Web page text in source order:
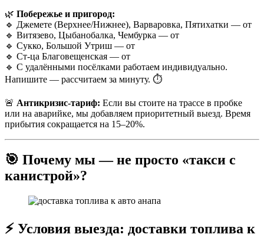
🌿 Побережье и пригород:
🔹 Джемете (Верхнее/Нижнее), Варваровка, Пятихатки — от
🔹 Витязево, Цыбанобалка, Чембурка — от
🔹 Сукко, Большой Утриш — от
🔹 Ст-ца Благовещенская — от
🔹 С удалёнными посёлками работаем индивидуально.
Напишите — рассчитаем за минуту. ⏱
🚨 Антикризис-тариф: Если вы стоите на трассе в пробке
или на аварийке, мы добавляем приоритетный выезд. Время
прибытия сокращается на 15–20%.
🎯 Почему мы — не просто «такси с
канистрой»?
⚡ Условия выезда: доставки топлива к